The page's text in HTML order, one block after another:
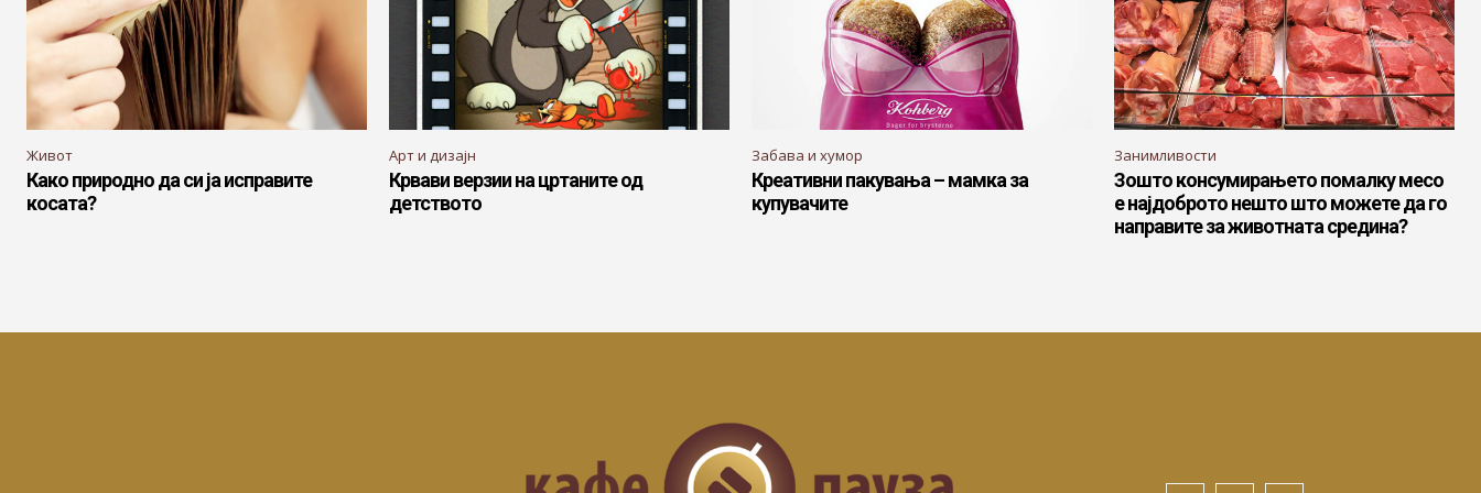
Живот
Како природно да си ја исправите
косата?
Арт и дизајн
Крвави верзии на цртаните од
детството
Забава и хумор
Креативни пакувања – мамка за
купувачите
Занимливости
Зошто консумирањето помалку месо
е најдоброто нешто што можете да го
направите за животната средина?